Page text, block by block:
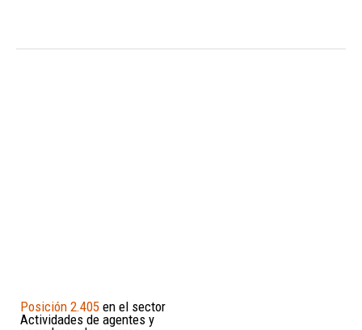
Posición 2.405 en el sector
Actividades de agentes y